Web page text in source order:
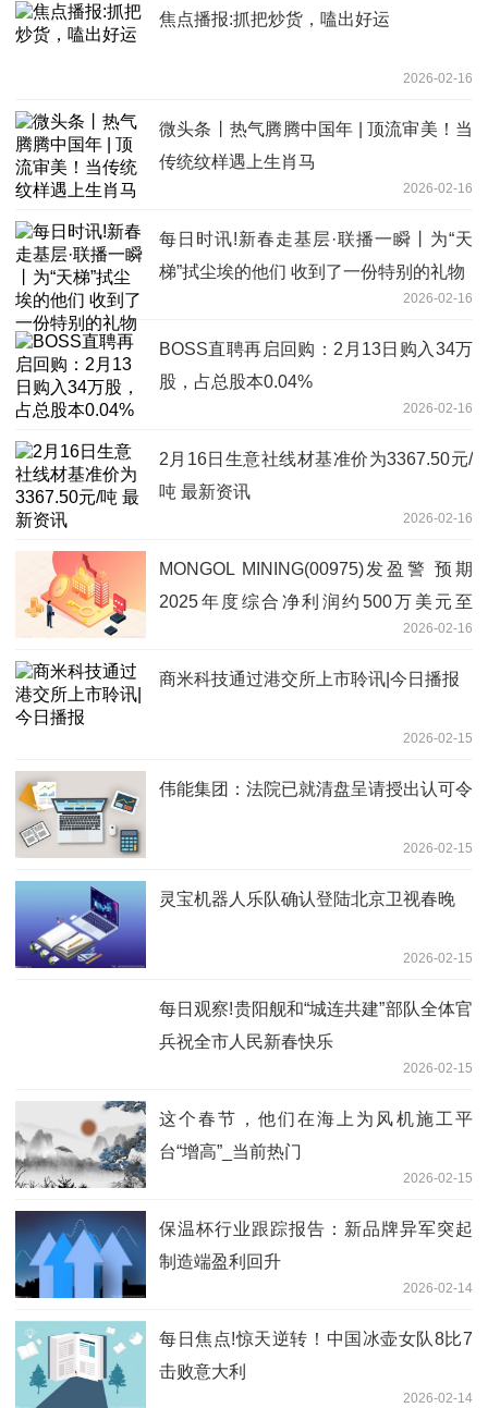
焦点播报:抓把炒货，嗑出好运
2026-02-16
微头条丨热气腾腾中国年 | 顶流审美！当
传统纹样遇上生肖马
2026-02-16
每日时讯!新春走基层·联播一瞬丨为“天
梯”拭尘埃的他们 收到了一份特别的礼物
2026-02-16
BOSS直聘再启回购：2月13日购入34万
股，占总股本0.04%
2026-02-16
2月16日生意社线材基准价为3367.50元/
吨 最新资讯
2026-02-16
MONGOL MINING(00975)发盈警 预期
2025年度综合净利润约500万美元至
2026-02-16
商米科技通过港交所上市聆讯|今日播报
2026-02-15
伟能集团：法院已就清盘呈请授出认可令
2026-02-15
灵宝机器人乐队确认登陆北京卫视春晚
2026-02-15
每日观察!贵阳舰和“城连共建”部队全体官
兵祝全市人民新春快乐
2026-02-15
这个春节，他们在海上为风机施工平
台“增高”_当前热门
2026-02-15
保温杯行业跟踪报告：新品牌异军突起
制造端盈利回升
2026-02-14
每日焦点!惊天逆转！中国冰壶女队8比7
击败意大利
2026-02-14